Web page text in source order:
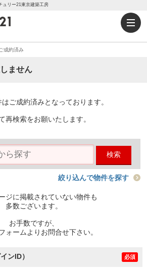
ュリー21東京建築工房
ご成約済み
ません
ご成約済みとなっております。
再検索をお願いたします。
検索
絞り込んで物件を探す
ジに掲載されていない物件も
多数ございます。
お手数ですが、
ォームよりお問合せ下さい。
ンID） 必須